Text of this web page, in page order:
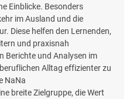
Einblicke. Besonders
im Ausland und die
Diese helfen den Lernenden,
und praxisnah
Berichte und Analysen im
Alltag effizienter zu
NaNa
breite Zielgruppe, die Wert